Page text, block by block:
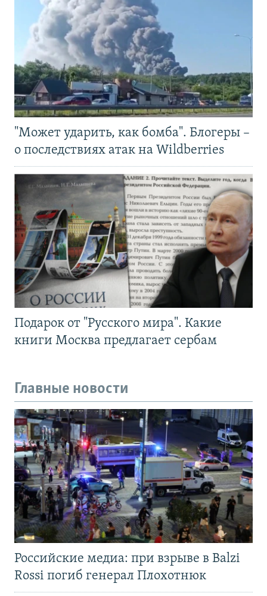
"Может ударить, как бомба". Блогеры –
о последствиях атак на Wildberries
Подарок от "Русского мира". Какие
книги Москва предлагает сербам
Главные новости
Российские медиа: при взрыве в Balzi
Rossi погиб генерал Плохотнюк